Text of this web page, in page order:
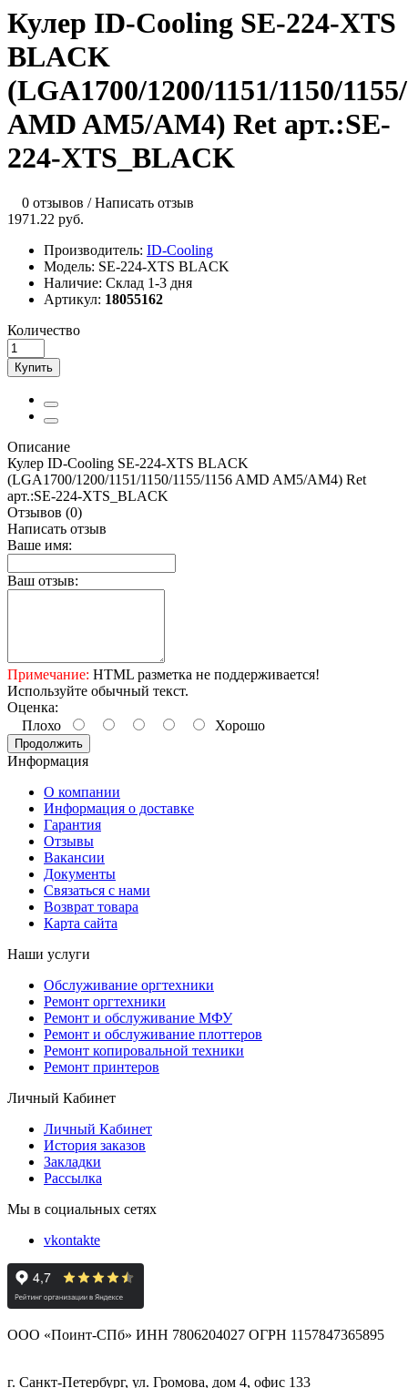
Кулер ID-Cooling SE-224-XTS
BLACK
(LGA1700/1200/1151/1150/
AMD AM5/AM4) Ret арт.:SE-
224-XTS_BLACK
0 отзывов /Написать отзыв
1971.22 руб.
Производитель: ID-Cooling
Модель: SE-224-XTS BLACK
Наличие: Склад 1-3 дня
Артикул: 18055162
Количество
Купить
Описание
Кулер ID-Cooling SE-224-XTS BLACK
(LGA1700/1200/1151/1150/1155/1156 AMD AM5/AM4) Ret
арт.:SE-224-XTS_BLACK
Отзывов (0)
Написать отзыв
Ваше имя:
Ваш отзыв:
Примечание: HTML разметка не поддерживается!
Используйте обычный текст.
Оценка:
Плохо
Хорошо
Продолжить
Информация
О компании
Информация о доставке
Гарантия
Отзывы
Вакансии
Документы
Связаться с нами
Возврат товара
Карта сайта
Наши услуги
Обслуживание оргтехники
Ремонт оргтехники
Ремонт и обслуживание МФУ
Ремонт и обслуживание плоттеров
Ремонт копировальной техники
Ремонт принтеров
Личный Кабинет
Личный Кабинет
История заказов
Закладки
Рассылка
Мы в социальных сетях
vkontakte
ООО «Поинт-СПб» ИНН 7806204027 ОГРН 1157847365895
г. Санкт-Петербург, ул. Громова, дом 4, офис 133